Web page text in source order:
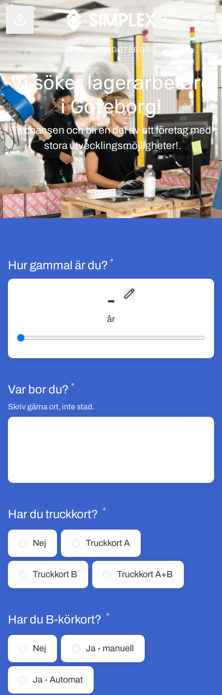
Dela sidan
LOGISTIK GÖTEBORG
Vi söker lagerarbetare
i Göteborg!
Ta chansen och bli en del av ett företag med
stora utvecklingsmöjligheter!
Hur gammal är du? *Obligatoriskt
-
år
Var bor du? *Obligatoriskt
Skriv gärna ort, inte stad.
Har du truckkort? *Obligatoriskt
Nej Truckkort A
Truckkort B Truckkort A+B
Har du B-körkort? *Obligatoriskt
Nej Ja - manuell
Ja - Automat